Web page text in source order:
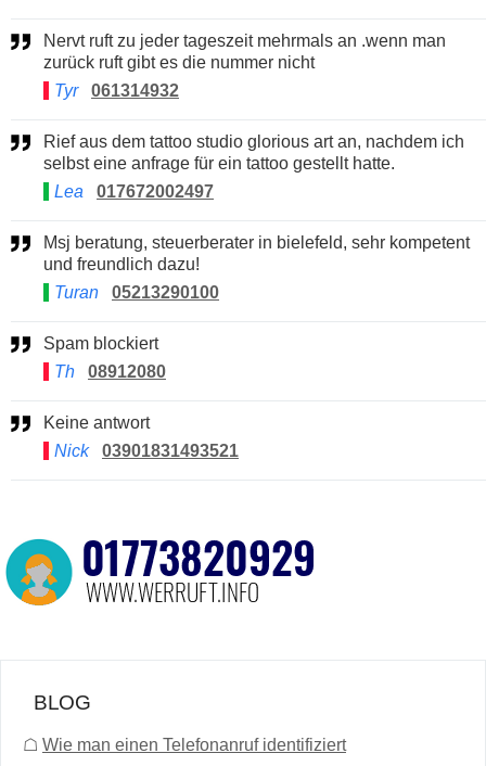
Nervt ruft zu jeder tageszeit mehrmals an .wenn man
zurück ruft gibt es die nummer nicht
Tyr
061314932
Rief aus dem tattoo studio glorious art an, nachdem ich
selbst eine anfrage für ein tattoo gestellt hatte.
Lea
017672002497
Msj beratung, steuerberater in bielefeld, sehr kompetent
und freundlich dazu!
Turan
05213290100
Spam blockiert
Th
08912080
Keine antwort
Nick
03901831493521
BLOG
☖ Wie man einen Telefonanruf identifiziert